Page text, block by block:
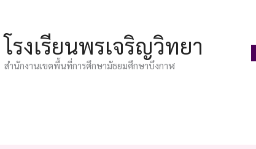
โรงเรียนพรเจริญวิทยา
สำนักงานเขตพื้นที่การศึกษามัธยมศึกษาบึงกาฬ